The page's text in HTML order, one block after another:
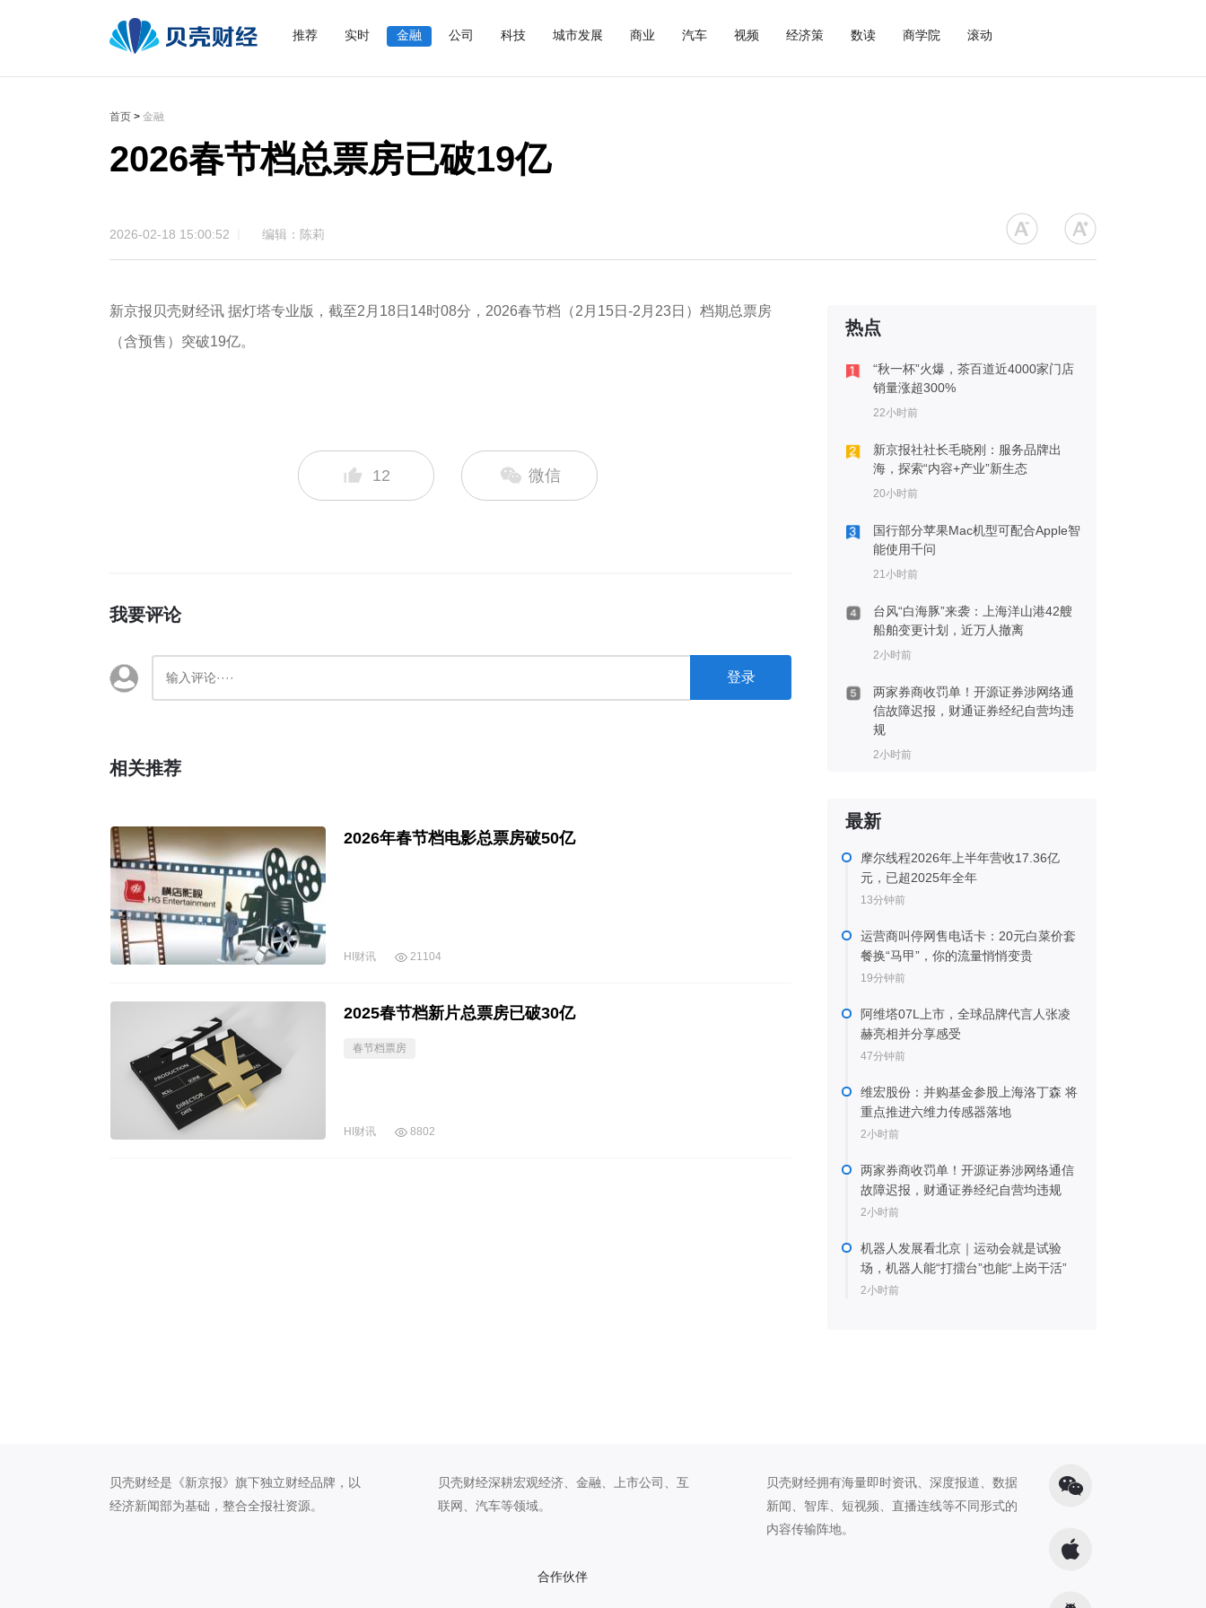
推荐 实时 金融 公司 科技 城市发展 商业 汽车 视频 经济策 数读 商学院 滚动
首页 > 金融
2026春节档总票房已破19亿
2026-02-18 15:00:52 编辑：陈莉
新京报贝壳财经讯 据灯塔专业版，截至2月18日14时08分，2026春节档（2月15日-2月23日）档期总票房
（含预售）突破19亿。
12 微信
我要评论
登录
相关推荐
2026年春节档电影总票房破50亿
HI财讯 21104
2025春节档新片总票房已破30亿
春节档票房
HI财讯 8802
热点
“秋一杯”火爆，茶百道近4000家门店
销量涨超300%
22小时前
新京报社社长毛晓刚：服务品牌出
海，探索“内容+产业”新生态
20小时前
国行部分苹果Mac机型可配合Apple智
能使用千问
21小时前
台风“白海豚”来袭：上海洋山港42艘
船舶变更计划，近万人撤离
2小时前
两家券商收罚单！开源证券涉网络通
信故障迟报，财通证券经纪自营均违
规
2小时前
最新
摩尔线程2026年上半年营收17.36亿
元，已超2025年全年
13分钟前
运营商叫停网售电话卡：20元白菜价套
餐换“马甲”，你的流量悄悄变贵
19分钟前
阿维塔07L上市，全球品牌代言人张凌
赫亮相并分享感受
47分钟前
维宏股份：并购基金参股上海洛丁森 将
重点推进六维力传感器落地
2小时前
两家券商收罚单！开源证券涉网络通信
故障迟报，财通证券经纪自营均违规
2小时前
机器人发展看北京｜运动会就是试验
场，机器人能“打擂台”也能“上岗干活”
2小时前
贝壳财经是《新京报》旗下独立财经品牌，以
经济新闻部为基础，整合全报社资源。
贝壳财经深耕宏观经济、金融、上市公司、互
联网、汽车等领域。
贝壳财经拥有海量即时资讯、深度报道、数据
新闻、智库、短视频、直播连线等不同形式的
内容传输阵地。
合作伙伴